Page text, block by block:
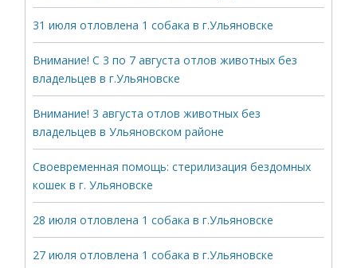
31 июля отловлена 1 собака в г.Ульяновске
Внимание! С 3 по 7 августа отлов животных без
владельцев в г.Ульяновске
Внимание! 3 августа отлов животных без
владельцев в Ульяновском районе
Своевременная помощь: стерилизация бездомных
кошек в г. Ульяновске
28 июля отловлена 1 собака в г.Ульяновске
27 июля отловлена 1 собака в г.Ульяновске